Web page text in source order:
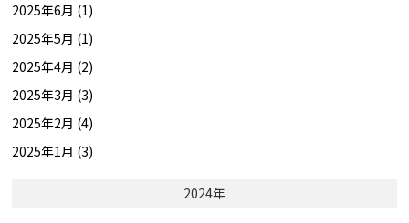
2025年6月 (1)
2025年5月 (1)
2025年4月 (2)
2025年3月 (3)
2025年2月 (4)
2025年1月 (3)
2024年